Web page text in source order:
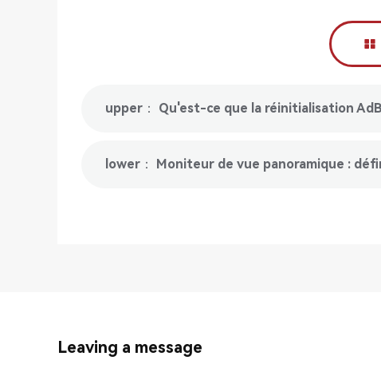
upper： Qu'est-ce que la réinitialisation
lower： Moniteur de vue panoramique :
Leaving a message